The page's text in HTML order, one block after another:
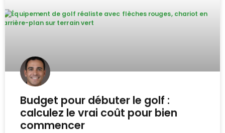
Budget pour débuter le golf :
calculez le vrai coût pour bien
commencer